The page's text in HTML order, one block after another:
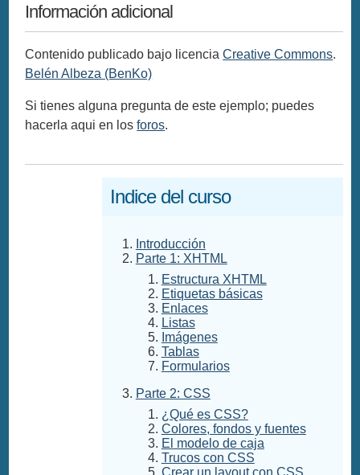
Información adicional
Contenido publicado bajo licenciaCreative Commons.
Belén Albeza (BenKo)
Si tienes alguna pregunta de este ejemplo; puedes
hacerla aqui en losforos.
Indice del curso
Introducción
Parte 1: XHTML
Estructura XHTML
Etiquetas básicas
Enlaces
Listas
Imágenes
Tablas
Formularios
Parte 2: CSS
¿Qué es CSS?
Colores, fondos y fuentes
El modelo de caja
Trucos con CSS
Crear un layout con CSS